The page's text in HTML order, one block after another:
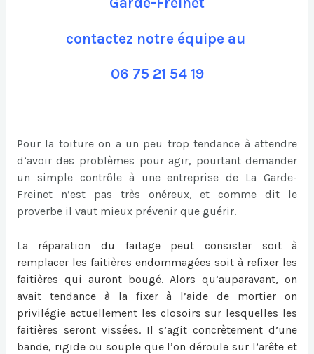
contactez notre équipe au
06 75 21 54 19
Pour la toiture on a un peu trop tendance à attendre
d’avoir des problèmes pour agir, pourtant demander
un simple contrôle à une entreprise de La Garde-
Freinet n’est pas très onéreux, et comme dit le
proverbe il vaut mieux prévenir que guérir.
L a réparation du faitage peut consister soit à
remplacer les faitières endommagées soit à refixer les
faitières qui auront bougé. Alors qu’auparavant, on
avait tendance à la fixer à l’aide de mortier on
privilégie actuellement les closoirs sur lesquelles les
faitières seront vissées. Il s’agit concrètement d’une
bande, rigide ou souple que l’on déroule sur l’arête et